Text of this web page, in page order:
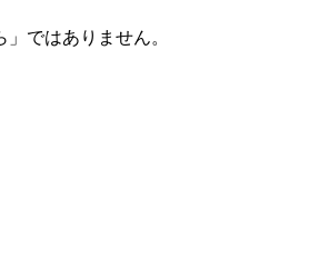
ではありません。